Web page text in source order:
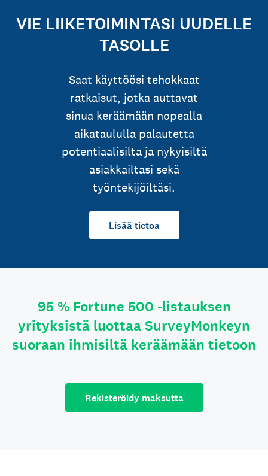
VIE LIIKETOIMINTASI UUDELLE
TASOLLE
Saat käyttöösi tehokkaat
ratkaisut, jotka auttavat
sinua keräämään nopealla
aikataululla palautetta
potentiaalisilta ja nykyisiltä
asiakkailtasi sekä
työntekijöiltäsi.
Lisää tietoa
95 % Fortune 500 ‑listauksen
yrityksistä luottaa SurveyMonkeyn
suoraan ihmisiltä keräämään tietoon
Rekisteröidy maksutta